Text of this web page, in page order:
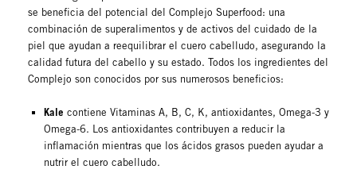
se beneficia del potencial del Complejo Superfood: una
combinación de superalimentos y de activos del cuidado de la
piel que ayudan a reequilibrar el cuero cabelludo, asegurando la
calidad futura del cabello y su estado. Todos los ingredientes del
Complejo son conocidos por sus numerosos beneficios:
Kale contiene Vitaminas A, B, C, K, antioxidantes, Omega-3 y
Omega-6. Los antioxidantes contribuyen a reducir la
inflamación mientras que los ácidos grasos pueden ayudar a
nutrir el cuero cabelludo.